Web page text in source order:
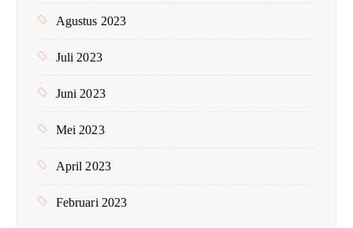
Agustus 2023
Juli 2023
Juni 2023
Mei 2023
April 2023
Februari 2023